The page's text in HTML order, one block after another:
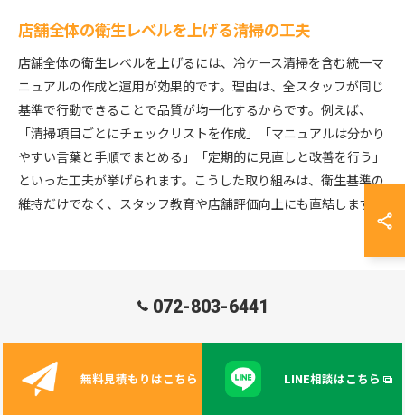
店舗全体の衛生レベルを上げる清掃の工夫
店舗全体の衛生レベルを上げるには、冷ケース清掃を含む統一マ
ニュアルの作成と運用が効果的です。理由は、全スタッフが同じ
基準で行動できることで品質が均一化するからです。例えば、
「清掃項目ごとにチェックリストを作成」「マニュアルは分かり
やすい言葉と手順でまとめる」「定期的に見直しと改善を行う」
といった工夫が挙げられます。こうした取り組みは、衛生基準の
維持だけでなく、スタッフ教育や店舗評価向上にも直結します。
設の特性や設備の種類に応じた適切な方法で、トラブルの原因
にしっかり働きかけます。
072-803-6441
無料見積もりはこちら LINE相談はこちら